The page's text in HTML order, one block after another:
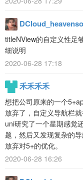
titleNView的自定义性足
细说明
2020-06-28 17:18
禾禾禾禾
想把公司原来的一个
放弃了，自定义导航栏
uni研究了一个星期感觉
题，然后又发现复杂的
放弃对5+的优化。
2020-06-28 16:26